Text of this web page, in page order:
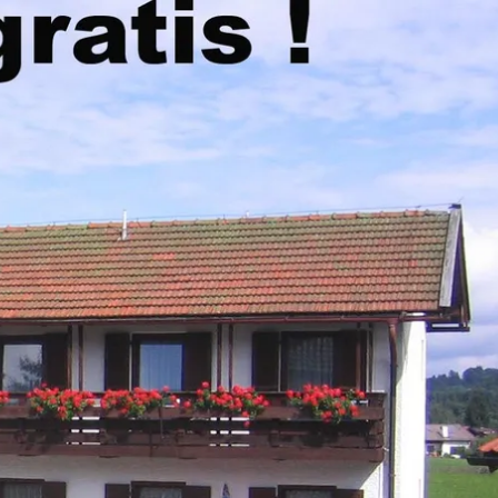
B2B Portal